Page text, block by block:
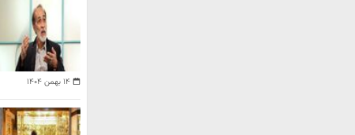
۱۴ بهمن ۱۴۰۴